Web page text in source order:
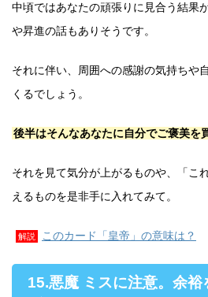
中頃ではあなたの頑張りに見合う結果
や昇進の話もありそうです。
それに伴い、周囲への感謝の気持ちや
くるでしょう。
後半はそんなあなたに自分でご褒美を
それを見て気分が上がるものや、「こ
えるものを是非手に入れてみて。
解説 このカード「皇帝」の意味は？
15.悪魔 ミスに注意。余